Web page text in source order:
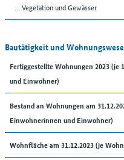
… Vegetation und Gewässer
Bautätigkeit und
Fertiggestellte Wohnungen 2023 (je
und Einwohner)
Bestand an Wohnungen am
Einwohnerinnen und Einwohner)
Wohnfläche am 31.12.2023 (je